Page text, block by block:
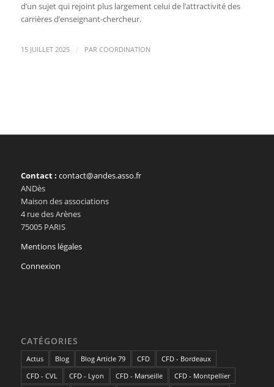
d’un sujet qui rejoint plus largement celui de l’attractivité des
carrières d’enseignant-chercheur.
15 JUILLET 2025 / PAR COORDINATION
Contact : contact@andes.asso.fr
ANDès
Maison des associations
4 rue des Arènes
75005 PARIS
Mentions légales
Connexion
CATÉGORIES
Actus Blog Blog Article 79 CFD
CFD - Bordeaux
CFD - CVL
CFD - Lyon CFD - Marseille CFD - Montpellier